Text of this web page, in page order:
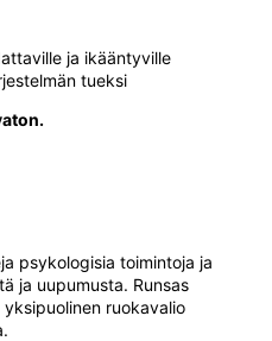
ja ikääntyville
tueksi
psykologisia toimintoja ja
ja uupumusta. Runsas
ruokavalio